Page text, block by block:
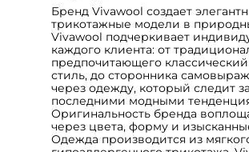
Бренд Vivawool создает
трикотажные модели в
Vivawool подчеркивает
каждого клиента: от
предпочитающего
стиль, до сторонника
через одежду, который следит за
последними модными
Оригинальность бренда
через цвета, форму и
Одежда производится из